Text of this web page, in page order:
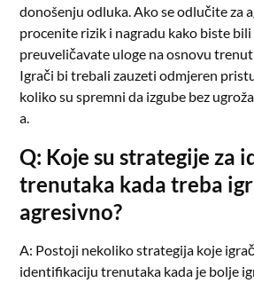
donošenju odluka. Ako se odlučite za
procenite rizik i nagradu kako biste
preuveličavate uloge na osnovu
Igrači bi trebali zauzeti odmjeren
koliko su spremni da izgube bez
a.
Q: Koje su strategije za
trenutaka kada treba
agresivno?
A: Postoji nekoliko strategija koje
identifikaciju trenutaka kada je bolje